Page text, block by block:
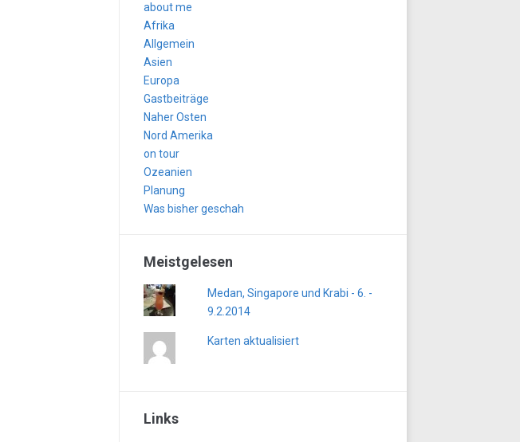
about me
Afrika
Allgemein
Asien
Europa
Gastbeiträge
Naher Osten
Nord Amerika
on tour
Ozeanien
Planung
Was bisher geschah
Meistgelesen
Medan, Singapore und Krabi - 6. -
9.2.2014
Karten aktualisiert
Links